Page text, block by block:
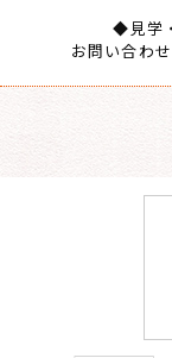
◆見学
お問い合わ